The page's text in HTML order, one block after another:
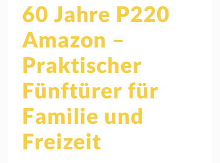
60 Jahre P220
Amazon –
Praktischer
Fünftürer für
Familie und
Freizeit